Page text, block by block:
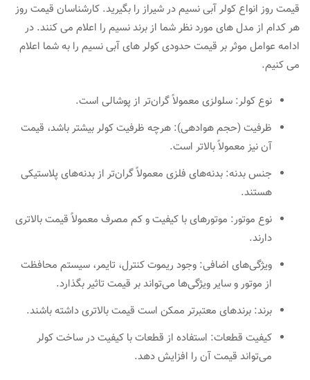
قیمت روز انواع کولر آبی نسیم در شیراز را بگیرید. کارشناسان قیمت روز
هر کدام از مدل های مورد نظر شما از برند نسیم را اعلام می کنند. در
ادامه عوامل موثر بر قیمت حدودی کولر های آبی نسیم را به شما اعلام
می کنیم.
نوع کولر: سلولزی معمولاً گران‌تر از پوشالی است.
ظرفیت (حجم هوادهی): هرچه ظرفیت کولر بیشتر باشد، قیمت
آن نیز معمولاً بالاتر است.
جنس بدنه: بدنه‌های فلزی معمولاً گران‌تر از بدنه‌های پلاستیکی
هستند.
نوع موتور: موتورهای با کیفیت و کم مصرف معمولاً قیمت بالاتری
دارند.
ویژگی‌های اضافی: وجود ریموت کنترل، تایمر، سیستم محافظت
از موتور و سایر ویژگی‌ها می‌تواند بر قیمت تاثیر بگذارد.
برند: برندهای معتبرتر ممکن است قیمت بالاتری داشته باشند.
کیفیت قطعات: استفاده از قطعات با کیفیت در ساخت کولر
می‌تواند قیمت آن را افزایش دهد.